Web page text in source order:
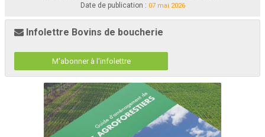
Date de publication : 07 mai 2026
Infolettre Bovins de boucherie
M'abonner à l'infolettre